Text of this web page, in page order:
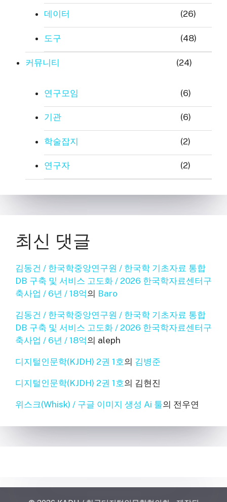
데이터 (26)
도구 (48)
커뮤니티 (24)
연구모임 (6)
기관 (6)
학술잡지 (2)
연구자 (2)
최신 댓글
김동건 / 한국학중앙연구원 / 한국학 기초자료 통합
DB 구축 및 서비스 고도화 / 2026 한국학자료센터구
축사업 / 6년 / 18억의 Baro
김동건 / 한국학중앙연구원 / 한국학 기초자료 통합
DB 구축 및 서비스 고도화 / 2026 한국학자료센터구
축사업 / 6년 / 18억의 aleph
디지털인문학(KJDH) 2권 1호의 김병준
디지털인문학(KJDH) 2권 1호의 김현진
위스크(Whisk) / 구글 이미지 생성 Ai 툴의 전우연